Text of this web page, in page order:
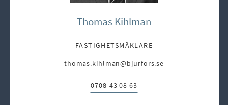
Thomas Kihlman
FASTIGHETSMÄKLARE
E-post:
thomas.kihlman@bjurfors.se
Telefon:
0708-43 08 63